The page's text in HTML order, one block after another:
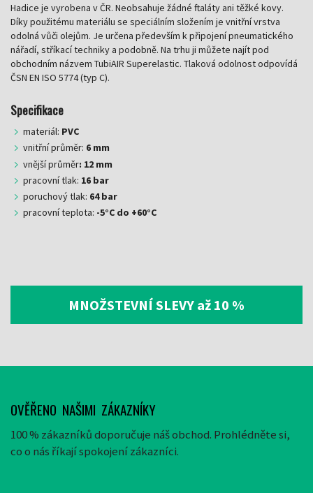
Hadice je vyrobena v ČR. Neobsahuje žádné ftaláty ani těžké kovy.
Díky použitému materiálu se speciálním složením je vnitřní vrstva
odolná vůči olejům. Je určena především k připojení pneumatického
nářadí, stříkací techniky a podobně. Na trhu ji můžete najít pod
obchodním názvem TubiAIR Superelastic. Tlaková odolnost odpovídá
ČSN EN ISO 5774 (typ C).
Specifikace
materiál: PVC
vnitřní průměr: 6 mm
vnější průměr: 12 mm
pracovní tlak: 16 bar
poruchový tlak: 64 bar
pracovní teplota: -5°C do +60°C
MNOŽSTEVNÍ SLEVY až 10 %
OVĚŘENO NAŠIMI ZÁKAZNÍKY
100 % zákazníků doporučuje náš obchod. Prohlédněte si,
co o nás říkají spokojení zákazníci.